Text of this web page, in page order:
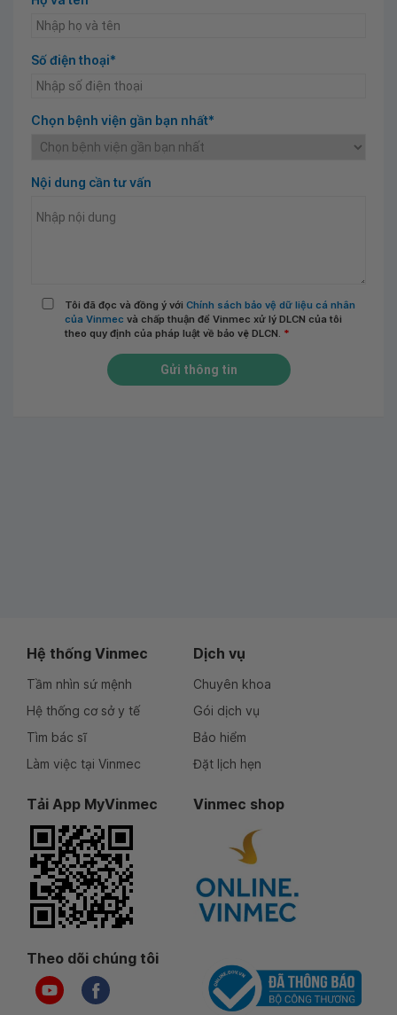
Số điện thoại*
Chọn bệnh viện gần bạn nhất*
Nội dung cần tư vấn
Tôi đã đọc và đồng ý với Chính sách bảo vệ dữ liệu cá nhân
của Vinmec và chấp thuận để Vinmec xử lý DLCN của tôi
theo quy định của pháp luật về bảo vệ DLCN. *
Gửi thông tin
Hệ thống Vinmec
Tầm nhìn sứ mệnh
Hệ thống cơ sở y tế
Tìm bác sĩ
Làm việc tại Vinmec
Dịch vụ
Chuyên khoa
Gói dịch vụ
Bảo hiểm
Đặt lịch hẹn
Tải App MyVinmec Vinmec shop
Theo dõi chúng tôi